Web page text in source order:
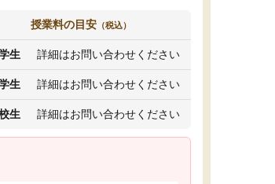
授業料の目安 （税込）
生 詳細はお問い合わせください
生 詳細はお問い合わせください
生 詳細はお問い合わせください